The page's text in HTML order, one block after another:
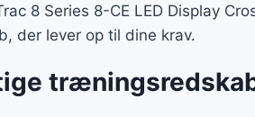
8 Series 8-CE LED Display
der lever op til dine krav.